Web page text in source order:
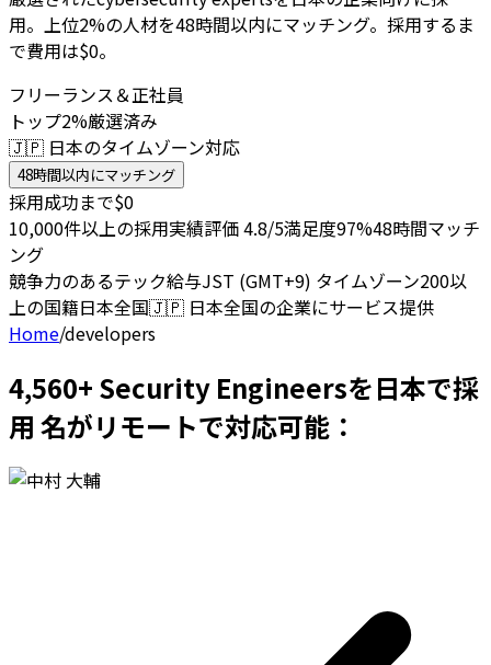
用。上位2%の人材を48時間以内にマッチング。採用するま
で費用は$0。
フリーランス＆正社員
トップ2%厳選済み
🇯🇵 日本のタイムゾーン対応
48時間以内にマッチング
採用成功まで$0
10,000件以上の採用実績評価 4.8/5満足度97%48時間マッチ
ング
競争力のあるテック給与JST (GMT+9) タイムゾーン200以
上の国籍日本全国🇯🇵 日本全国の企業にサービス提供
Home/developers
4,560+ Security Engineersを日本で採
用 名がリモートで対応可能：